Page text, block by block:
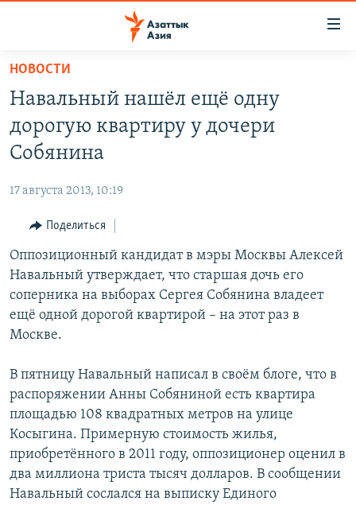
Вернуться
основному
содержанию
Вернутся
главной
навигации
Вернутся
поиску
КЫРГЫЗСТАН
ТАДЖИКИСТАН
ВОЙНА В УКРАИНЕ
ҚАЗАҚША
КЫРГЫЗЧА
ЎЗБЕКЧА
TÜRKMENÇE
Все сайты РСЕ/РС
НОВОСТИ
Навальный нашёл ещё одну
дорогую квартиру у дочери
Собянина
17 августа 2013, 10:19
Поделиться
Оппозиционный кандидат в мэры Москвы Алексей
Навальный утверждает, что старшая дочь его
соперника на выборах Сергея Собянина владеет
ещё одной дорогой квартирой – на этот раз в
Москве.
В пятницу Навальный написал в своём блоге, что в
распоряжении Анны Собяниной есть квартира
площадью 108 квадратных метров на улице
Косыгина. Примерную стоимость жилья,
приобретённого в 2011 году, оппозиционер оценил в
два миллиона триста тысяч долларов. В сообщении
Навальный сослался на выписку Единого